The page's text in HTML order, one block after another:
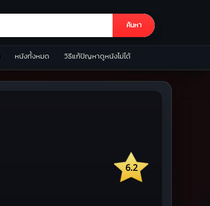
ค้นหา
หนังทั้งหมด วิธีแก้ปัญหาดูหนังไม่ได้
6.2